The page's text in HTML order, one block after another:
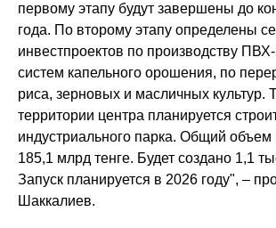
первому этапу будут завершены до
года. По второму этапу определены
инвестпроектов по производству
систем капельного орошения, по
риса, зерновых и масличных культур.
территории центра планируется
индустриального парка. Общий объем
185,1 млрд тенге. Будет создано 1,1
Запуск планируется в 2026 году", –
Шаккалиев.